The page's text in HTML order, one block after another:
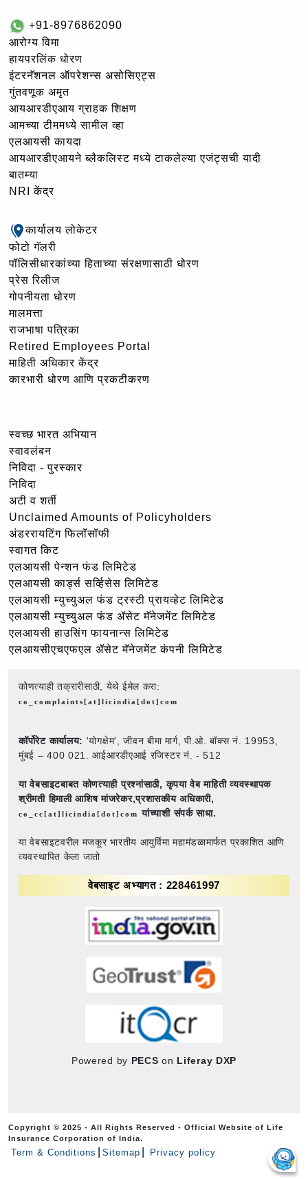
+91-8976862090
आरोग्य विमा
हायपरलिंक धोरण
इंटरनॅशनल ऑपरेशन्स असोसिएट्स
गुंतवणूक अमृत
आयआरडीएआय ग्राहक शिक्षण
आमच्या टीममध्ये सामील व्हा
एलआयसी कायदा
आयआरडीएआयने ब्लैकलिस्ट मध्ये टाकलेल्या एजंट्सची यादी
बातम्या
NRI केंद्र
कार्यालय लोकेटर
फोटो गॅलरी
पॉलिसीधारकांच्या हिताच्या संरक्षणासाठी धोरण
प्रेस रिलीज
गोपनीयता धोरण
मालमत्ता
राजभाषा पत्रिका
Retired Employees Portal
माहिती अधिकार केंद्र
कारभारी धोरण आणि प्रकटीकरण
स्वच्छ भारत अभियान
स्वावलंबन
निविदा - पुरस्कार
निविदा
अटी व शर्ती
Unclaimed Amounts of Policyholders
अंडररायटिंग फिलॉसॉफी
स्वागत किट
एलआयसी पेन्शन फंड लिमिटेड
एलआयसी कार्ड्स सर्व्हिसेस लिमिटेड
एलआयसी म्युच्युअल फंड ट्रस्टी प्रायव्हेट लिमिटेड
एलआयसी म्युच्युअल फंड ॲसेट मॅनेजमेंट लिमिटेड
एलआयसी हाउसिंग फायनान्स लिमिटेड
एलआयसीएचएफएल ॲसेट मॅनेजमेंट कंपनी लिमिटेड
कोणत्याही तक्रारीसाठी, येथे ईमेल करा:
co_complaints[at]licindia[dot]com
कॉर्पोरेट कार्यालय: 'योगक्षेम', जीवन बीमा मार्ग, पी.ओ. बॉक्स नं. 19953,
मुंबई – 400 021. आईआरडीएआई रजिस्टर नं. - 512
या वेबसाइटबाबत कोणत्याही प्रश्नांसाठी, कृपया वेब माहिती व्यवस्थापक
श्रीमती हिमाली आशिष मांजरेकर,प्रशासकीय अधिकारी,
co_cc[at]licindia[dot]comयांच्याशी संपर्क साधा.
या वेबसाइटवरील मजकूर भारतीय आयुर्विमा महामंडळामार्फत प्रकाशित आणि
व्यवस्थापित केला जातो
वेबसाइट अभ्यागत : 228461997
Powered by PECS on Liferay DXP
Copyright © 2025 - All Rights Reserved - Official Website of Life
Insurance Corporation of India.
Term & Conditions Sitemap Privacy policy